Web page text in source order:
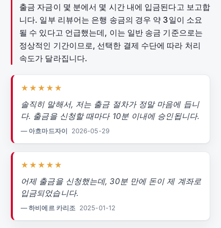
출금 자금이 몇 분에서 몇 시간 내에 입금된다고 보고합
니다. 일부 리뷰어는 은행 송금의 경우 약 3일이 소요
될 수 있다고 언급했는데, 이는 일반 송금 기준으로는
정상적인 기간이므로, 선택한 결제 수단에 따라 처리
속도가 달라집니다.
★★★★★
솔직히 말해서, 저는 출금 절차가 정말 마음에 듭니
다. 출금을 신청할 때마다 10분 이내에 승인됩니다.
— 아흐마드자이 2026-05-29
★★★★★
어제 출금을 신청했는데, 30분 만에 돈이 제 계좌로
입금되었습니다.
— 하비에르 카리조 2025-01-12